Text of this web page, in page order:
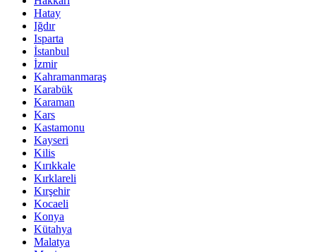
Hatay
Iğdır
Isparta
İstanbul
İzmir
Kahramanmaraş
Karabük
Karaman
Kars
Kastamonu
Kayseri
Kilis
Kırıkkale
Kırklareli
Kırşehir
Kocaeli
Konya
Kütahya
Malatya